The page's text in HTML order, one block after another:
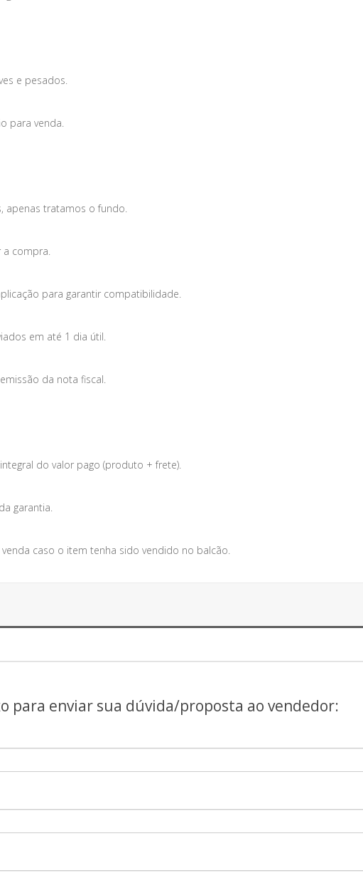
e pesados.
para venda.
apenas tratamos o fundo.
a compra.
para garantir compatibilidade.
em até 1 dia útil.
da nota fiscal.
do valor pago (produto + frete).
garantia.
caso o item tenha sido vendido no balcão.
para enviar sua dúvida/proposta ao vendedor: